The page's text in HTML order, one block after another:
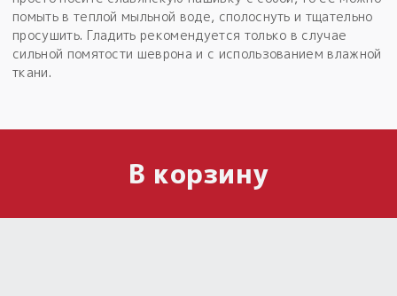
помыть в теплой мыльной воде, сполоснуть и тщательно
просушить. Гладить рекомендуется только в случае
сильной помятости шеврона и с использованием влажной
ткани.
В корзину